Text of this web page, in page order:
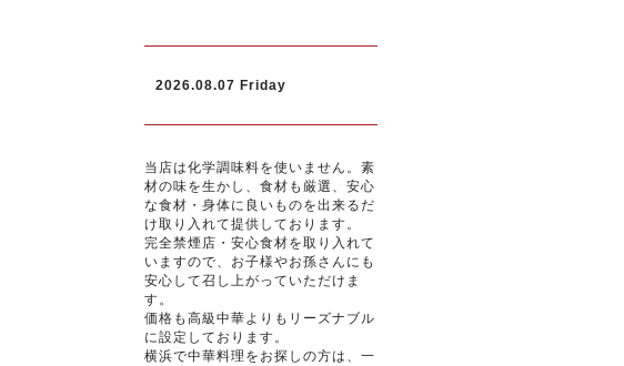
2026.08.07 Friday
当店は化学調味料を使いません。素
材の味を生かし、食材も厳選、安心
な食材・身体に良いものを出来るだ
け取り入れて提供しております。
完全禁煙店・安心食材を取り入れて
いますので、お子様やお孫さんにも
安心して召し上がっていただけま
す。
価格も高級中華よりもリーズナブル
に設定しております。
横浜で中華料理をお探しの方は、一